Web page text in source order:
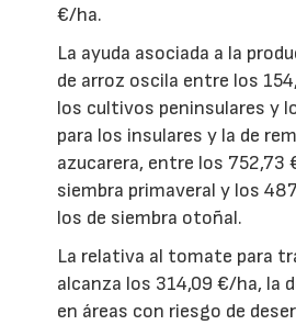
€/ha.
La ayuda asociada a la
de arroz oscila entre los
los cultivos peninsulares y
para los insulares y la de
azucarera, entre los 752,73
siembra primaveral y los
los de siembra otoñal.
La relativa al tomate para
alcanza los 314,09 €/ha, la
en áreas con riesgo de